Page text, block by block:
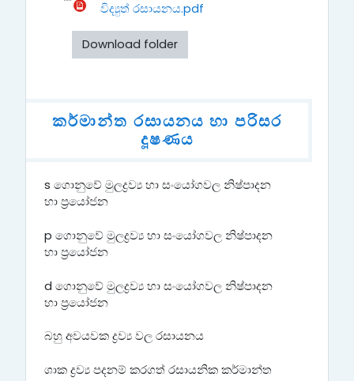
විද්‍යුත් රසායනය.pdf
Download folder
කර්මාන්ත රසායනය හා පරිසර
දූෂණය
s ගොනුවේ මුලද්‍රව්‍ය හා සංයෝගවල නිෂ්පාදන
හා ප්‍රයෝජන
p ගොනුවේ මුලද්‍රව්‍ය හා සංයෝගවල නිෂ්පාදන
හා ප්‍රයෝජන
d ගොනුවේ මුලද්‍රව්‍ය හා සංයෝගවල නිෂ්පාදන
හා ප්‍රයෝජන
බහු අවයවක ද්‍රව්‍ය වල රසායනය
ශාක ද්‍රව්‍ය පදනම් කරගත් රසායනික කර්මාන්ත